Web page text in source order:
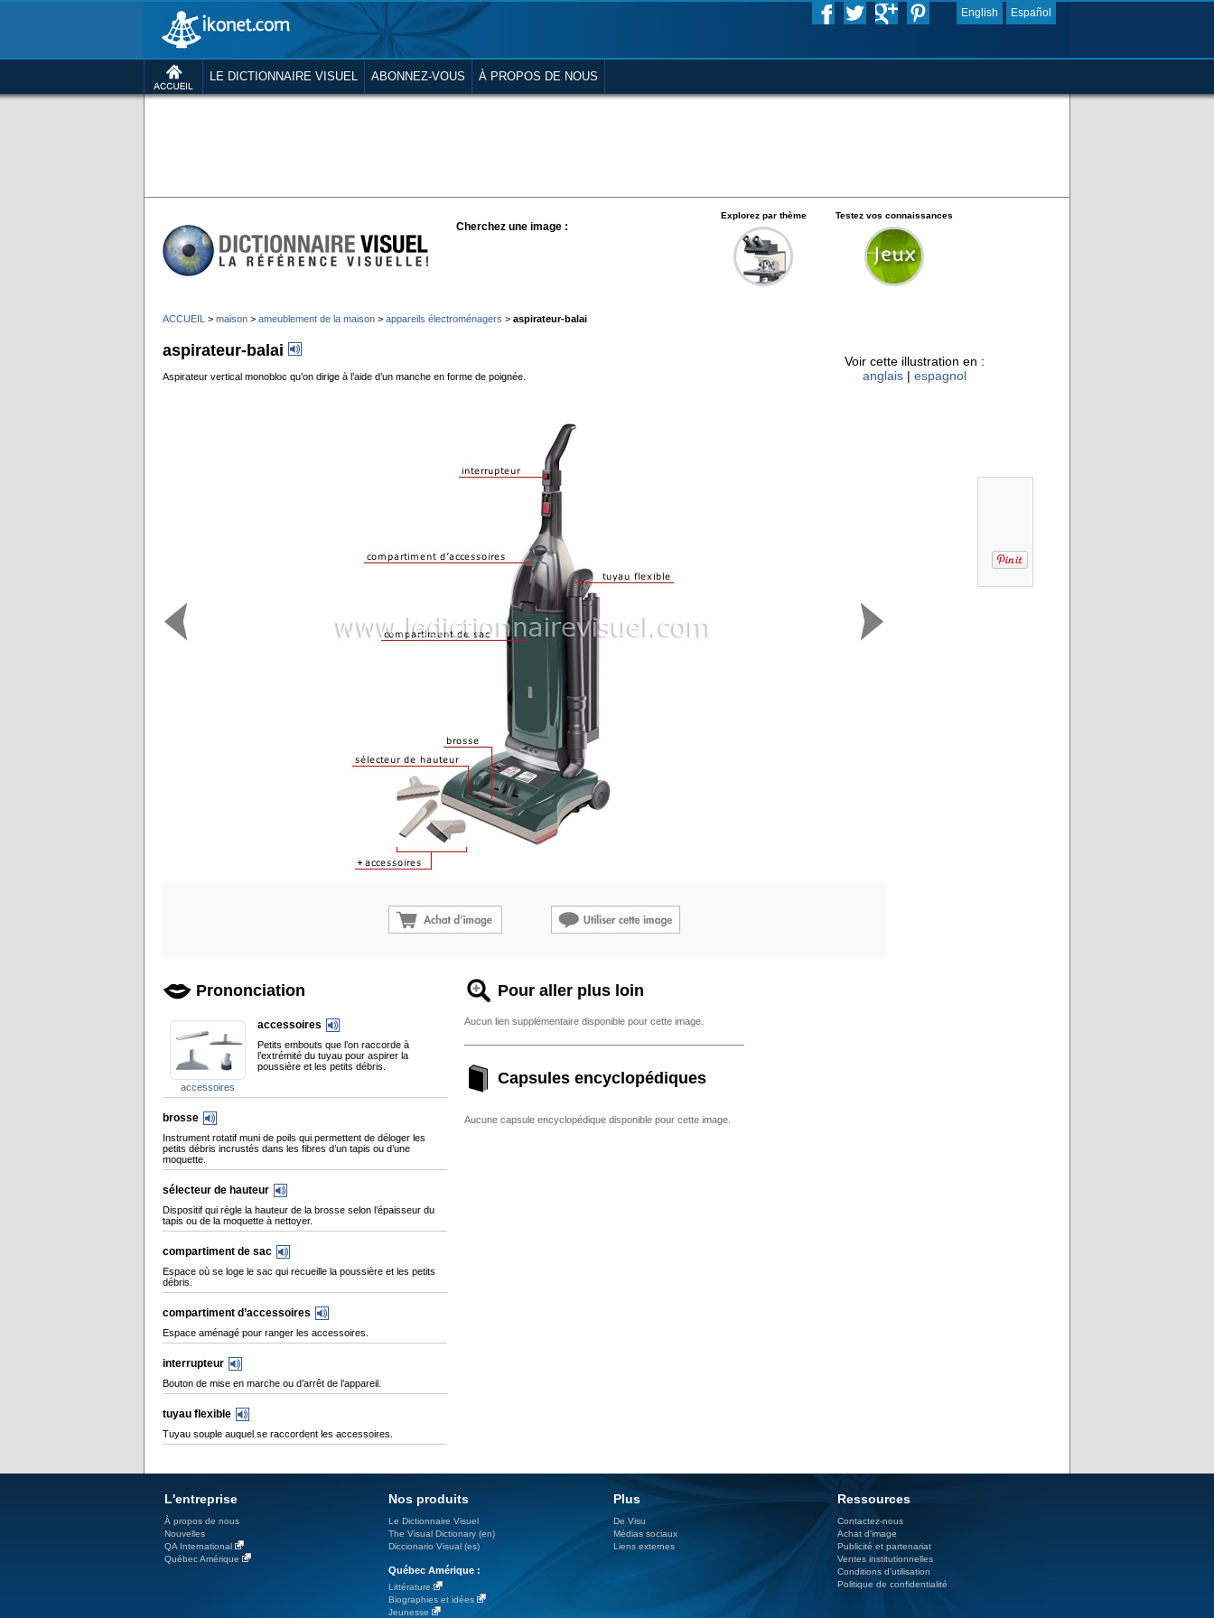
English Español
LE DICTIONNAIRE VISUEL ABONNEZ-VOUS À PROPOS DE NOUS
Cherchez une image :
Explorez par thème Testez vos connaissances
ACCUEIL > maison > ameublement de la maison > appareils électroménagers > aspirateur-balai
aspirateur-balai
Aspirateur vertical monobloc qu’on dirige à l’aide d’un manche en forme de poignée.
Voir cette illustration en :
anglais | espagnol
Prononciation
accessoires
accessoires
Petits embouts que l’on raccorde à
l’extrémité du tuyau pour aspirer la
poussière et les petits débris.
brosse
Instrument rotatif muni de poils qui permettent de déloger les
petits débris incrustés dans les fibres d’un tapis ou d’une
moquette.
sélecteur de hauteur
Dispositif qui règle la hauteur de la brosse selon l’épaisseur du
tapis ou de la moquette à nettoyer.
compartiment de sac
Espace où se loge le sac qui recueille la poussière et les petits
débris.
compartiment d’accessoires
Espace aménagé pour ranger les accessoires.
interrupteur
Bouton de mise en marche ou d’arrêt de l’appareil.
tuyau flexible
Tuyau souple auquel se raccordent les accessoires.
Pour aller plus loin
Aucun lien supplémentaire disponible pour cette image.
Capsules encyclopédiques
Aucune capsule encyclopédique disponible pour cette image.
L'entreprise
À propos de nous
Nouvelles
QA International
Québec Amérique
Nos produits
Le Dictionnaire Visuel
The Visual Dictionary (en)
Diccionario Visual (es)
Québec Amérique :
Littérature
Biographies et idées
Jeunesse
Plus
De Visu
Médias sociaux
Liens externes
Ressources
Contactez-nous
Achat d'image
Publicité et partenariat
Ventes institutionnelles
Conditions d’utilisation
Politique de confidentialité